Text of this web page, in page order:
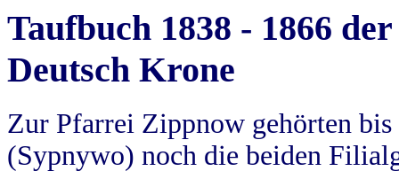
Taufbuch 1838 - 1866
Deutsch Krone
Zur Pfarrei Zippnow gehörten
(Sypnywo) noch die beiden